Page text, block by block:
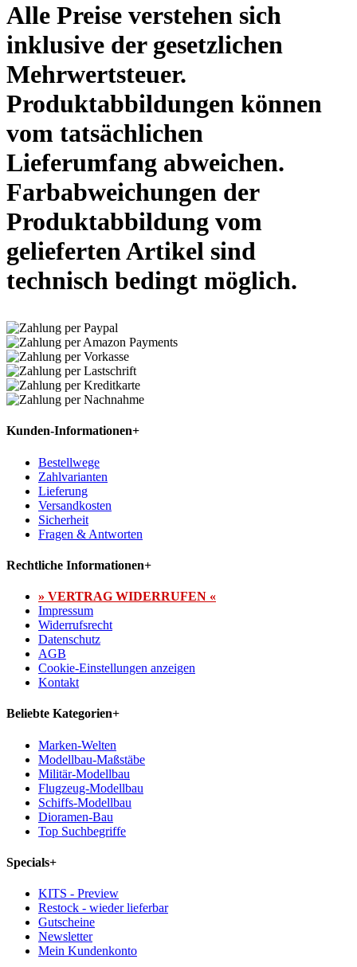
Alle Preise verstehen sich
inklusive der gesetzlichen
Mehrwertsteuer.
Produktabbildungen können
vom tatsächlichen
Lieferumfang abweichen.
Farbabweichungen der
Produktabbildung vom
gelieferten Artikel sind
technisch bedingt möglich.
Kunden-Informationen+
Bestellwege
Zahlvarianten
Lieferung
Versandkosten
Sicherheit
Fragen & Antworten
Rechtliche Informationen+
» VERTRAG WIDERRUFEN «
Impressum
Widerrufsrecht
Datenschutz
AGB
Cookie-Einstellungen anzeigen
Kontakt
Beliebte Kategorien+
Marken-Welten
Modellbau-Maßstäbe
Militär-Modellbau
Flugzeug-Modellbau
Schiffs-Modellbau
Dioramen-Bau
Top Suchbegriffe
Specials+
KITS - Preview
Restock - wieder lieferbar
Gutscheine
Newsletter
Mein Kundenkonto